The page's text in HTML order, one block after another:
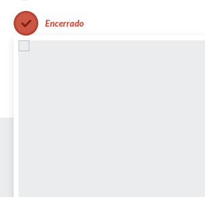
Encerrado